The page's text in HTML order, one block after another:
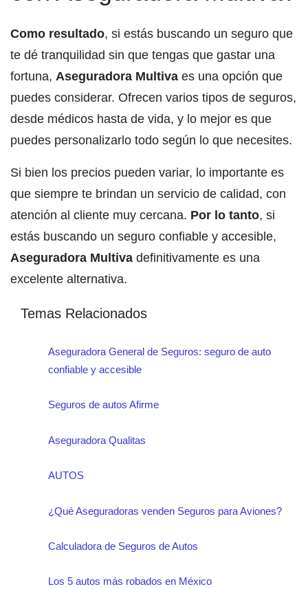
Como resultado, si estás buscando un seguro que
te dé tranquilidad sin que tengas que gastar una
fortuna, Aseguradora Multiva es una opción que
puedes considerar. Ofrecen varios tipos de seguros,
desde médicos hasta de vida, y lo mejor es que
puedes personalizarlo todo según lo que necesites.
Si bien los precios pueden variar, lo importante es
que siempre te brindan un servicio de calidad, con
atención al cliente muy cercana. Por lo tanto, si
estás buscando un seguro confiable y accesible,
Aseguradora Multiva definitivamente es una
excelente alternativa.
Temas Relacionados
Aseguradora General de Seguros: seguro de auto
confiable y accesible
Seguros de autos Afirme
Aseguradora Qualitas
AUTOS
¿Qué Aseguradoras venden Seguros para Aviones?
Calculadora de Seguros de Autos
Los 5 autos más robados en México